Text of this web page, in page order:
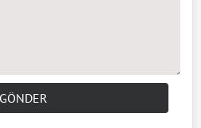
GÖNDER